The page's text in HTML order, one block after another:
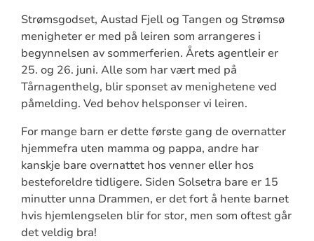
Strømsgodset, Austad Fjell og Tangen og Strømsø
menigheter er med på leiren som arrangeres i
begynnelsen av sommerferien. Årets agentleir er
25. og 26. juni. Alle som har vært med på
Tårnagenthelg, blir sponset av menighetene ved
påmelding. Ved behov helsponser vi leiren.
For mange barn er dette første gang de overnatter
hjemmefra uten mamma og pappa, andre har
kanskje bare overnattet hos venner eller hos
besteforeldre tidligere. Siden Solsetra bare er 15
minutter unna Drammen, er det fort å hente barnet
hvis hjemlengselen blir for stor, men som oftest går
det veldig bra!